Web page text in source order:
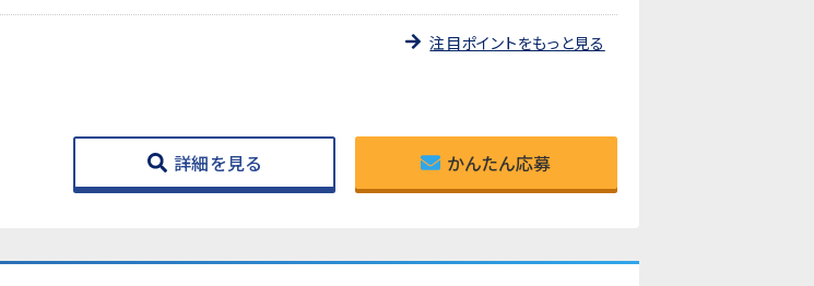
注目ポイントをもっと見る
詳細を見る かんたん応募